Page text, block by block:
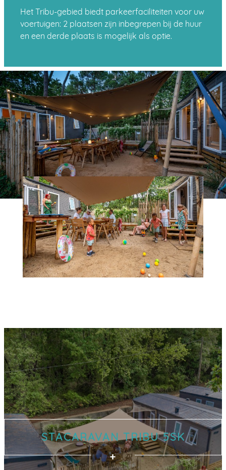
Het Tribu-gebied biedt parkeerfaciliteiten voor uw
voertuigen: 2 plaatsen zijn inbegrepen bij de huur
en een derde plaats is mogelijk als optie.
STACARAVAN TRIBU 5SK